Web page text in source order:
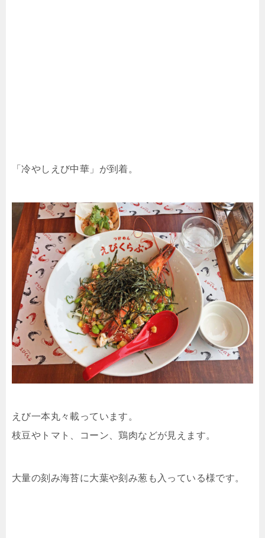
「冷やしえび中華」が到着。
えび一本丸々載っています。
枝豆やトマト、コーン、鶏肉などが見えます。
大量の刻み海苔に大葉や刻み葱も入っている様です。